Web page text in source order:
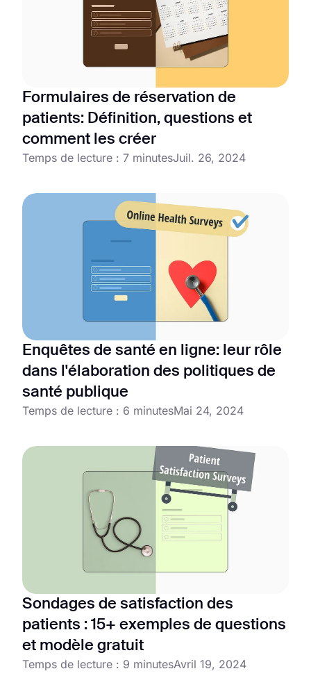
Formulaires de réservation de
patients: Définition, questions et
comment les créer
Temps de lecture : 7 minutesJuil. 26, 2024
Enquêtes de santé en ligne: leur rôle
dans l'élaboration des politiques de
santé publique
Temps de lecture : 6 minutesMai 24, 2024
Sondages de satisfaction des
patients : 15+ exemples de questions
et modèle gratuit
Temps de lecture : 9 minutesAvril 19, 2024